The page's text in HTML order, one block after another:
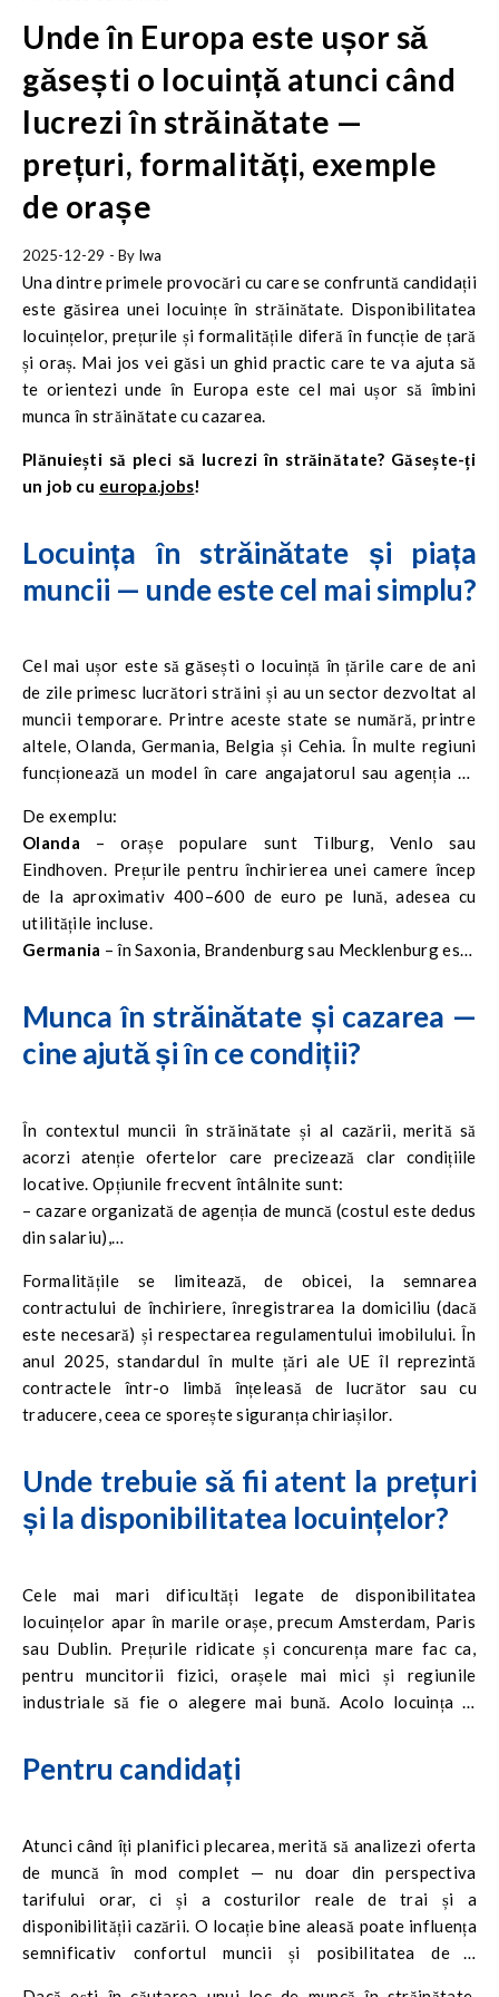
Unde în Europa este ușor să
găsești o locuință atunci când
lucrezi în străinătate —
prețuri, formalități, exemple
de orașe
2025-12-29 - By Iwa
Una dintre primele provocări cu care se confruntă candidații
este găsirea unei locuințe în străinătate. Disponibilitatea
locuințelor, prețurile și formalitățile diferă în funcție de țară
și oraș. Mai jos vei găsi un ghid practic care te va ajuta să
te orientezi unde în Europa este cel mai ușor să îmbini
munca în străinătate cu cazarea.
Plănuiești să pleci să lucrezi în străinătate? Găsește-ți
un job cu europa.jobs!
Locuința în străinătate și piața
muncii — unde este cel mai simplu?
Cel mai ușor este să găsești o locuință în țările care de ani
de zile primesc lucrători străini și au un sector dezvoltat al
muncii temporare. Printre aceste state se numără, printre
altele, Olanda, Germania, Belgia și Cehia. În multe regiuni
funcționează un model în care angajatorul sau agenția de
fizice, din producție sau logistică.
De exemplu:
Olanda – orașe populare sunt Tilburg, Venlo sau
Eindhoven. Prețurile pentru închirierea unei camere încep
de la aproximativ 400–600 de euro pe lună, adesea cu
utilitățile incluse.
Germania – în Saxonia, Brandenburg sau Mecklenburg este
München. O cameră poate fi găsită de la 350–500 de euro.
Belgia – Anvers și Limburg oferă mai multe locuințe pentru
muncitori decât Bruxelles.
mai mici decât în Praga.
Munca în străinătate și cazarea —
cine ajută și în ce condiții?
În contextul muncii în străinătate și al cazării, merită să
acorzi atenție ofertelor care precizează clar condițiile
locative. Opțiunile frecvent întâlnite sunt:
– cazare organizată de agenția de muncă (costul este dedus
din salariu),
– sprijin în găsirea unei locuințe private după sosire.
Formalitățile se limitează, de obicei, la semnarea
contractului de închiriere, înregistrarea la domiciliu (dacă
este necesară) și respectarea regulamentului imobilului. În
anul 2025, standardul în multe țări ale UE îl reprezintă
contractele într-o limbă înțeleasă de lucrător sau cu
traducere, ceea ce sporește siguranța chiriașilor.
Unde trebuie să fii atent la prețuri
și la disponibilitatea locuințelor?
Cele mai mari dificultăți legate de disponibilitatea
locuințelor apar în marile orașe, precum Amsterdam, Paris
sau Dublin. Prețurile ridicate și concurența mare fac ca,
pentru muncitorii fizici, orașele mai mici și regiunile
industriale să fie o alegere mai bună. Acolo locuința în
sunt mai scurte și mai ieftine.
Pentru candidați
Atunci când îți planifici plecarea, merită să analizezi oferta
de muncă în mod complet — nu doar din perspectiva
tarifului orar, ci și a costurilor reale de trai și a
disponibilității cazării. O locație bine aleasă poate influența
semnificativ confortul muncii și posibilitatea de a